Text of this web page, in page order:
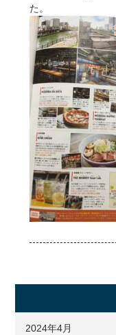
た。
2024年4月